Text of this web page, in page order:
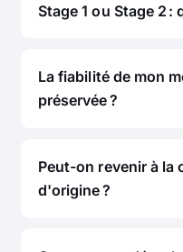
Stage 1 ou Stage 2 :
La fiabilité de mon
préservée ?
Peut-on revenir à la
d'origine ?